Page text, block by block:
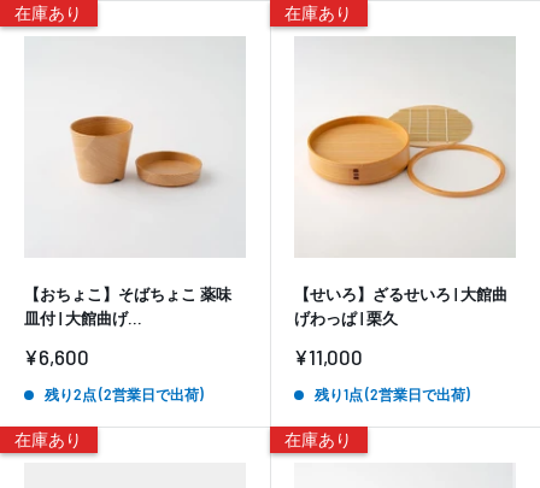
在庫あり
【おちょこ】そばちょこ 薬味
皿付 | 大館曲げ...
販
価
¥6,600
残り2点 (2営業日で出荷)
在庫あり
【せいろ】ざるせいろ | 大館曲
げわっぱ | 栗久
販
価
¥11,000
残り1点 (2営業日で出荷)
在庫あり 在庫あり